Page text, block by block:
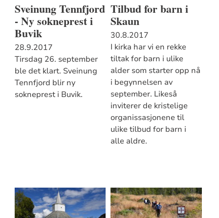
Sveinung Tennfjord
- Ny sokneprest i
Buvik
28.9.2017
Tirsdag 26. september
ble det klart. Sveinung
Tennfjord blir ny
sokneprest i Buvik.
Tilbud for barn i
Skaun
30.8.2017
I kirka har vi en rekke
tiltak for barn i ulike
alder som starter opp nå
i begynnelsen av
september. Likeså
inviterer de kristelige
organissasjonene til
ulike tilbud for barn i
alle aldre.